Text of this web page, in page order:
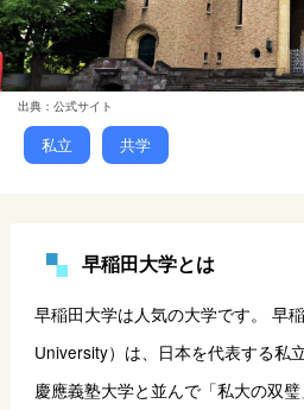
出典：公式サイト
私立 共学
早稲田大学とは
早稲田大学は人気の大学です。 早
University）は、日本を代表する私
慶應義塾大学と並んで「私大の双